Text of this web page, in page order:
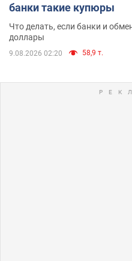
банки такие купюры
Что делать, если банки и
доллары
9.08.2026 02:20 58,9 т.